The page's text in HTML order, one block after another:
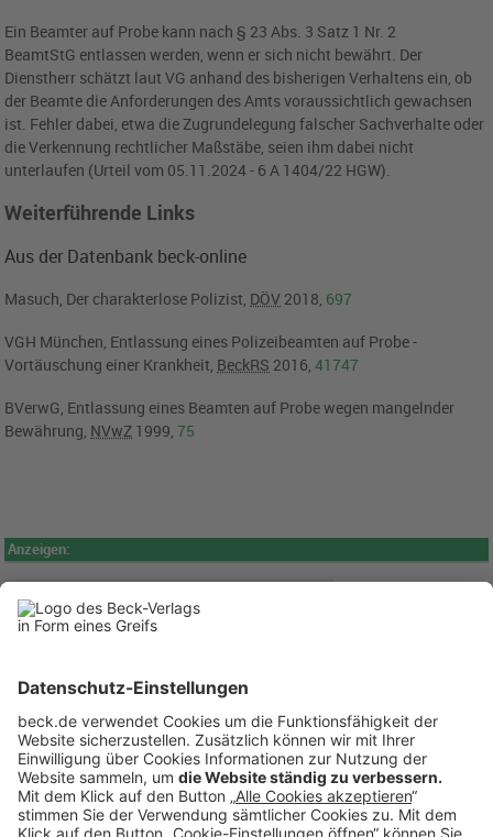
Ein Beamter auf Probe kann nach § 23 Abs. 3 Satz 1 Nr. 2
BeamtStG entlassen werden, wenn er sich nicht bewährt. Der
Dienstherr schätzt laut VG anhand des bisherigen Verhaltens ein, ob
der Beamte die Anforderungen des Amts voraussichtlich gewachsen
ist. Fehler dabei, etwa die Zugrundelegung falscher Sachverhalte oder
die Verkennung rechtlicher Maßstäbe, seien ihm dabei nicht
unterlaufen (Urteil vom 05.11.2024 - 6 A 1404/22 HGW).
Weiterführende Links
Aus der Datenbank beck-online
Masuch, Der charakterlose Polizist, DÖV 2018, 697
VGH München, Entlassung eines Polizeibeamten auf Probe -
Vortäuschung einer Krankheit, BeckRS 2016,41747
BVerwG, Entlassung eines Beamten auf Probe wegen mangelnder
Bewährung, NVwZ 1999,75
Anzeigen: